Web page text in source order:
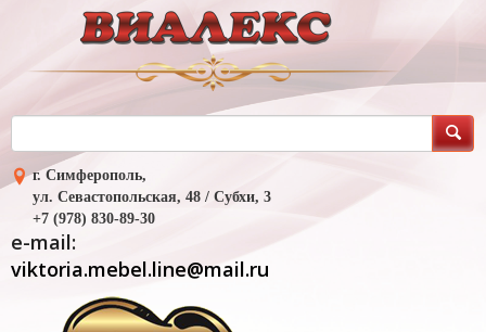
г. Симферополь,
ул. Севастопольская, 48 / Субхи, 3
+7 (978) 830-89-30
e-mail:
viktoria.mebel.line@mail.ru